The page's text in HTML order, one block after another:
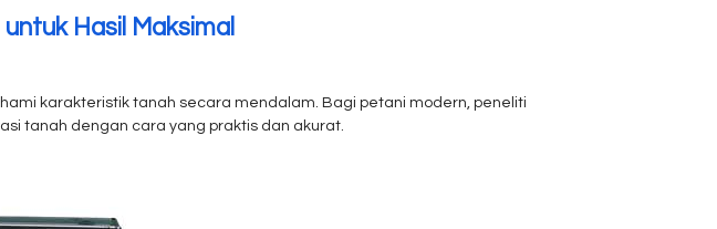
Hasil Maksimal
karakteristik tanah secara mendalam. Bagi petani modern, peneliti
tanah dengan cara yang praktis dan akurat.